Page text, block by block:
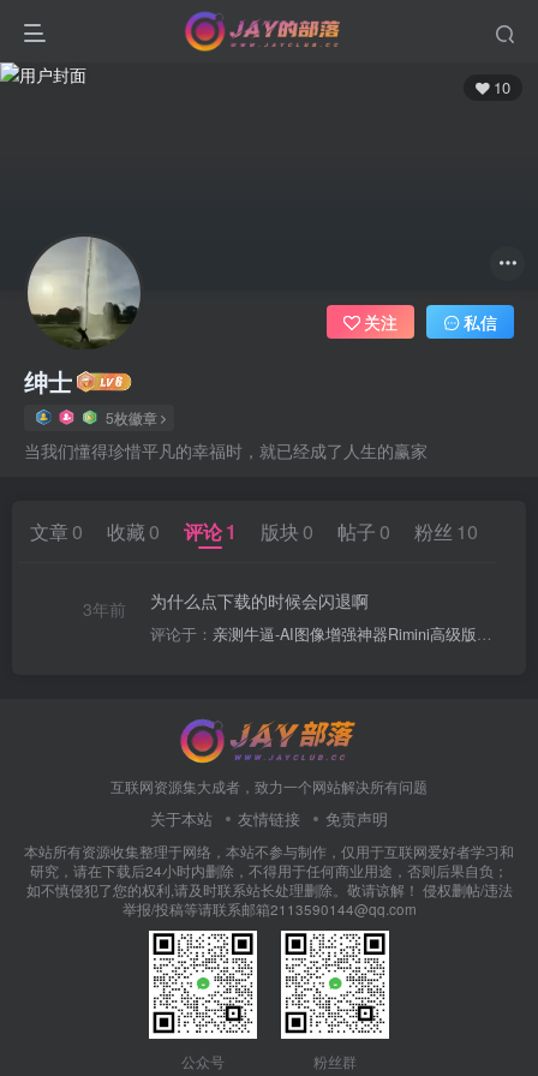
10
绅士
5枚徽章
当我们懂得珍惜平凡的幸福时，就已经成了人生的赢家
关注 私信
文章 0 收藏 0 评论1 版块 0 帖子 0 粉丝 10
3年前 为什么点下载的时候会闪退啊
评论于： 亲测牛逼-AI图像增强神器Rimini高级版无限制次数
互联网资源集大成者，致力一个网站解决所有问题
关于本站 友情链接 免责声明
本站所有资源收集整理于网络，本站不参与制作，仅用于互联网爱好者学习和
研究，请在下载后24小时内删除，不得用于任何商业用途，否则后果自负；
如不慎侵犯了您的权利,请及时联系站长处理删除。敬请谅解！ 侵权删帖/违法
举报/投稿等请联系邮箱2113590144@qq.com
公众号 粉丝群